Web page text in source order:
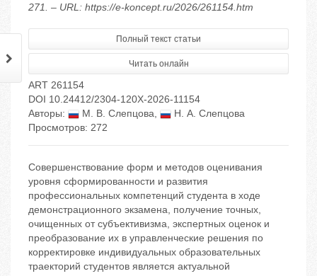
271. – URL: https://e-koncept.ru/2026/261154.htm
Полный текст статьи
Читать онлайн
ART 261154
DOI 10.24412/2304-120X-2026-11154
Авторы:
М. В. Слепцова,
Н. А. Слепцова
Просмотров: 272
Совершенствование форм и методов оценивания
уровня сформированности и развития
профессиональных компетенций студента в ходе
демонстрационного экзамена, получение точных,
очищенных от субъективизма, экспертных оценок и
преобразование их в управленческие решения по
корректировке индивидуальных образовательных
траекторий студентов является актуальной